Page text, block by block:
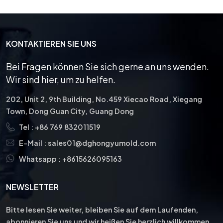
KONTAKTIEREN SIE UNS
Bei Fragen können Sie sich gerne an uns wenden.
Wir sind hier, um zu helfen.
202, Unit 2, 9th Building, No.459 Xiecao Road, Xiegang
Town, Dong Guan City, Guang Dong
Tel : +86 769 832011519
E-Mail : sales01@dghongyumold.com
Whatsapp : +8615626095163
NEWSLETTER
Bitte lesen Sie weiter, bleiben Sie auf dem Laufenden,